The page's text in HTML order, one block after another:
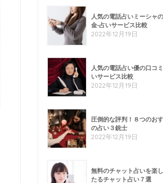
人気の電話占いミーシャ
金-占いサービス比較
2022年12月19日
人気の電話占い優の口コ
いサービス比較
2022年12月19日
圧倒的な評判！８つのお
の占い３銃士
2022年12月19日
無料のチャット占いを楽
たるチャット占い７選